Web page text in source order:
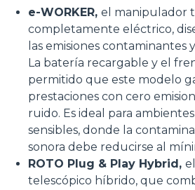
e-WORKER, el manipulador
completamente eléctrico,
las emisiones contaminantes
La batería recargable y el
permitido que este modelo
prestaciones con cero
ruido. Es ideal para
sensibles, donde la
sonora debe reducirse al
ROTO Plug & Play Hybrid,
telescópico híbrido, que